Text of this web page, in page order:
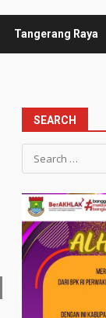
Tangerang Raya
SEARCH
Search
for: